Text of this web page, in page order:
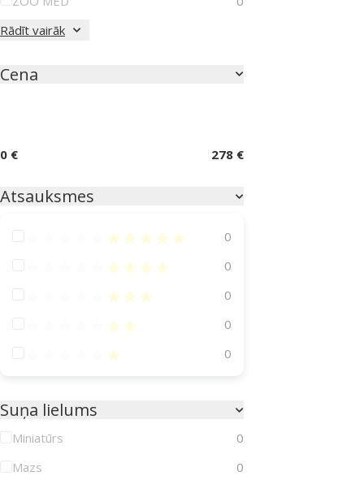
Rādīt vairāk
Cena
0 € 278 €
Atsauksmes
Atsauksmes 100%
0
Atsauksmes 80%
0
Atsauksmes 60%
0
Atsauksmes 40%
0
Atsauksmes 20%
0
Suņa lielums
Miniatūrs
0
Mazs
0